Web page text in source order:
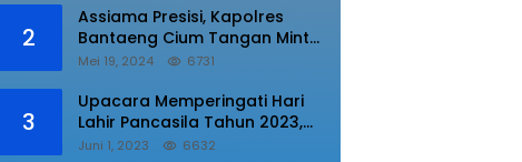
2
Assiama Presisi, Kapolres
Bantaeng Cium Tangan Minta
di Doakan.
Mei 19, 2024 6731
3
Upacara Memperingati Hari
Lahir Pancasila Tahun 2023,
Wakapolres Lampung Utara
Juni 1, 2023 6632